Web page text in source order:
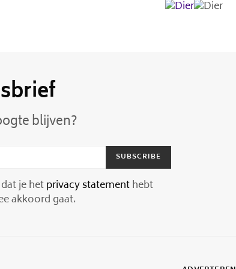
blijven?
SUBSCRIBE
je hetprivacy statementhebt
akkoord gaat.